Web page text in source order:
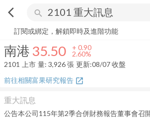
arrow_back_ios search
南港 35.50+ 2.60%
訂閱或綁定，解鎖即時及進階功能
南港 35.50 + 0.90
2.60%
2101
上市 量: 3,926張 更新:08/07 收盤
前往相關富果研究報告 open_in_new
重大訊息
公告本公司115年第2季合併財務報告董事會召